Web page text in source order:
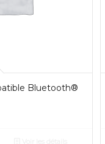
Bluetooth®